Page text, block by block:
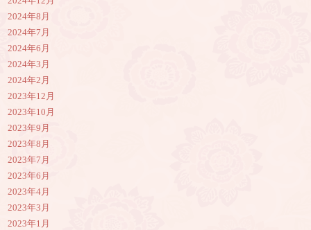
2024年8月
2024年7月
2024年6月
2024年3月
2024年2月
2023年12月
2023年10月
2023年9月
2023年8月
2023年7月
2023年6月
2023年4月
2023年3月
2023年1月